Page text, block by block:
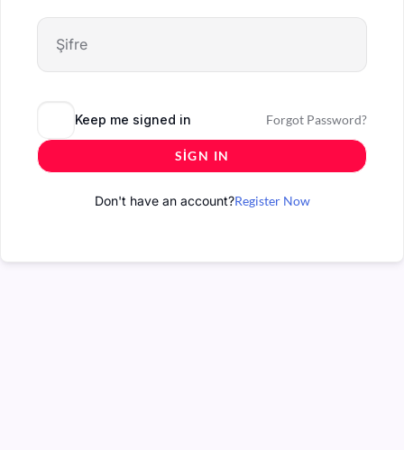
Keep me signed in Forgot Password?
SIGN IN
Don't have an account?Register Now